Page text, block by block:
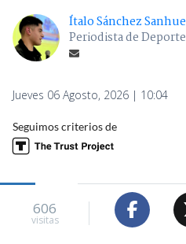
Ítalo Sánchez
Periodista de
Jueves 06 Agosto, 2026 | 10:04
Seguimos criterios de
606
visitas